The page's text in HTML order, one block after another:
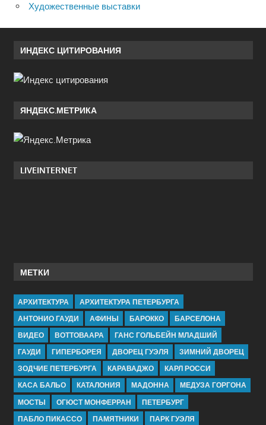
Художественные выставки
ИНДЕКС ЦИТИРОВАНИЯ
ЯНДЕКС.МЕТРИКА
LIVEINTERNET
МЕТКИ
АРХИТЕКТУРА
АРХИТЕКТУРА ПЕТЕРБУРГА
АНТОНИО ГАУДИ
АФИНЫ БАРОККО
БАРСЕЛОНА
ВИДЕО
ВОТТОВААРА
ГАНС ГОЛЬБЕЙН МЛАДШИЙ
ГАУДИ
ГИПЕРБОРЕЯ ДВОРЕЦ ГУЭЛЯ
ЗИМНИЙ ДВОРЕЦ
ЗОДЧИЕ ПЕТЕРБУРГА
КАРАВАДЖО
КАРЛ РОССИ
КАСА БАЛЬО
КАТАЛОНИЯ МАДОННА
МЕДУЗА ГОРГОНА
МОСТЫ
ОГЮСТ МОНФЕРРАН
ПЕТЕРБУРГ
ПАБЛО ПИКАССО
ПАМЯТНИКИ ПАРК ГУЭЛЯ